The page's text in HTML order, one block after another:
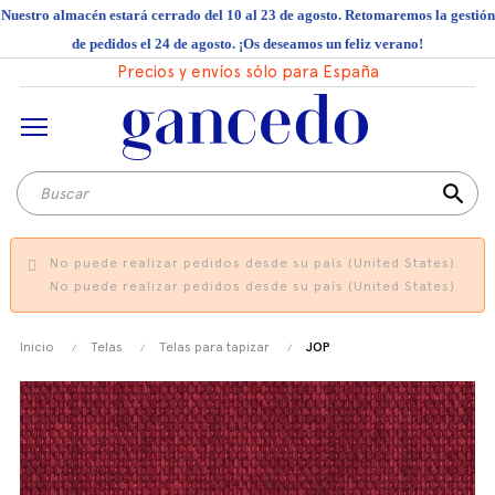
Nuestro almacén estará cerrado del 10 al 23 de agosto. Retomaremos la gestión
de pedidos el 24 de agosto. ¡Os deseamos un feliz verano!
Precios y envíos sólo para España
search
No puede realizar pedidos desde su país (United States).
No puede realizar pedidos desde su país (United States).
Inicio Telas Telas para tapizar JOP